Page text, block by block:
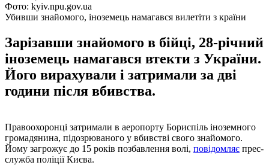
Фото: kyiv.npu.gov.ua
Убивши знайомого, іноземець намагався вилетіти з країни
Зарізавши знайомого в бійці, 28-річний
іноземець намагався втекти з України.
Його вирахували і затримали за дві
години після вбивства.
Правоохоронці затримали в аеропорту Бориспіль іноземного
громадянина, підозрюваного у вбивстві свого знайомого.
Йому загрожує до 15 років позбавлення волі, повідомляє прес-
служба поліції Києва.